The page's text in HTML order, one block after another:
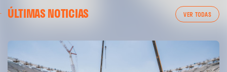
ÚLTIMAS NOTICIAS VER TODAS